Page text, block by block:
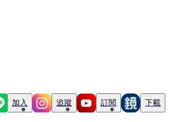
加入 追蹤 訂閱 下載